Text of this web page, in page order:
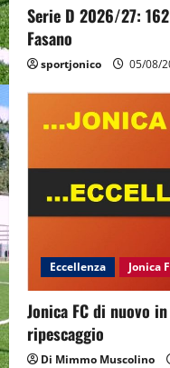
Serie D 2026/27:
Fasano
sportjonico 05/08/
Eccellenza Jonica
Jonica FC di nuovo
ripescaggio
Di Mimmo Muscolino